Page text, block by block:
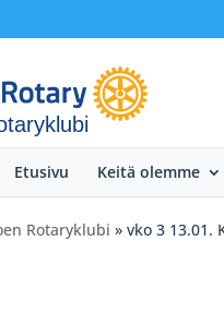
Etusivu Keitä olemme
Rotaryklubi » vko 3 13.01.